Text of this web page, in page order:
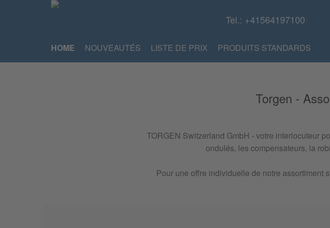
Tel.: +41564197100
HOME NOUVEAUTÉS LISTE DE PRIX PRODUITS STANDARDS
Torgen -
TORGEN Switzerland GmbH - votre interlocuteur
ondulés, les compensateurs, la
Pour une offre individuelle de notre assortiment